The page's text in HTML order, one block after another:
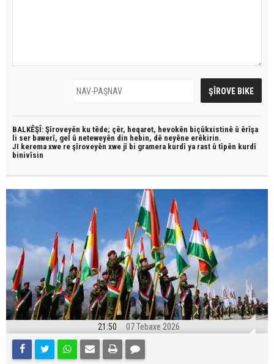
BALKÊŞÎ: Şîroveyên ku têde; çêr, heqaret, hevokên biçûkxistinê û êrîşa
li ser bawerî, gel û neteweyên din hebin, dê neyêne erêkirin.
JI kerema xwe re şîroveyên xwe jî bi gramera kurdî ya rast û tîpên kurdî
binivîsin
21:50 07 Tebaxe 2026